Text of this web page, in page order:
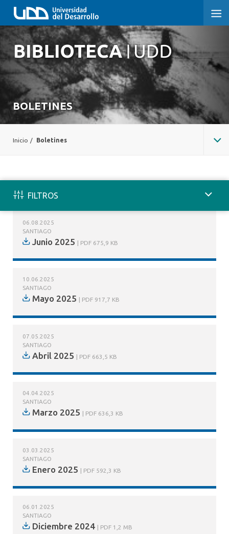
BOLETINES
Inicio / Boletines
FILTROS
SANTIAGO
06.08.2025
Junio 2025 PDF 675,9 KB
SANTIAGO
10.06.2025
Mayo 2025 PDF 917,7 KB
SANTIAGO
07.05.2025
Abril 2025 PDF 663,5 KB
SANTIAGO
04.04.2025
Marzo 2025 PDF 636,3 KB
SANTIAGO
03.03.2025
Enero 2025 PDF 592,3 KB
SANTIAGO
06.01.2025
Diciembre 2024 PDF 1,2 MB